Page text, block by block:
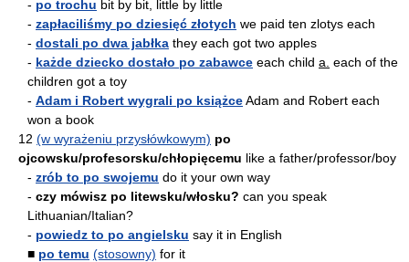
- po trochu bit by bit, little by little
- zapłaciliśmy po dziesięć złotych we paid ten zlotys each
- dostali po dwa jabłka they each got two apples
- każde dziecko dostało po zabawce each child a. each of the
children got a toy
- Adam i Robert wygrali po książceAdam and Robert each
won a book
12 (w wyrażeniu przysłówkowym) po
ojcowsku/profesorsku/chłopięcemu like a father/professor/boy
- zrób to po swojemu do it your own way
- czy mówisz po litewsku/włosku? can you speak
Lithuanian/Italian?
- powiedz to po angielsku say it in English
■ po temu (stosowny) for it